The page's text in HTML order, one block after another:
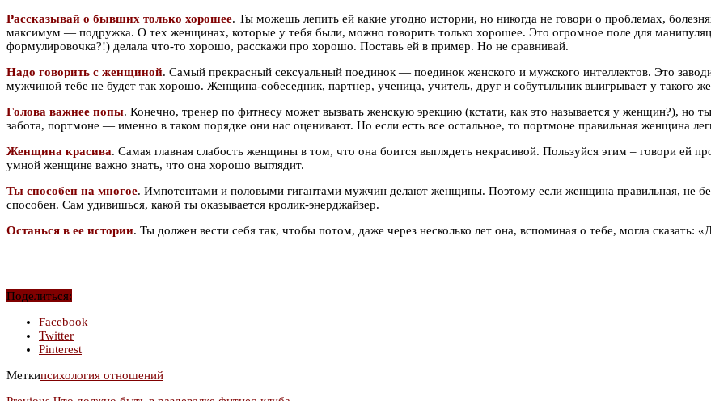
Рассказывай о бывших только хорошее. Ты можешь лепить ей какие угодно истории, но никогда не говори о проблемах,
максимум — подружка. О тех женщинах, которые у тебя были, можно говорить только хорошее. Это огромное поле для
формулировочка?!) делала что-то хорошо, расскажи про хорошо. Поставь ей в пример. Но не сравнивай.
Надо говорить с женщиной. Самый прекрасный сексуальный поединок — поединок женского и мужского интеллектов. Это
мужчиной тебе не будет так хорошо. Женщина-собеседник, партнер, ученица, учитель, друг и собутыльник выигрывает у такого
Голова важнее попы. Конечно, тренер по фитнесу может вызвать женскую эрекцию (кстати, как это называется у женщин?), но
забота, портмоне — именно в таком порядке они нас оценивают. Но если есть все остальное, то портмоне правильная женщина
Женщина красива. Самая главная слабость женщины в том, что она боится выглядеть некрасивой. Пользуйся этим – говори ей
умной женщине важно знать, что она хорошо выглядит.
Ты способен на многое. Импотентами и половыми гигантами мужчин делают женщины. Поэтому если женщина правильная, не
способен. Сам удивишься, какой ты оказывается кролик-энерджайзер.
Останься в ее истории. Ты должен вести себя так, чтобы потом, даже через несколько лет она, вспоминая о тебе, могла сказать:
Поделиться:
Facebook
Twitter
Pinterest
Меткипсихология отношений